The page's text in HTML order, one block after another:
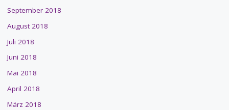
September 2018
August 2018
Juli 2018
Juni 2018
Mai 2018
April 2018
März 2018